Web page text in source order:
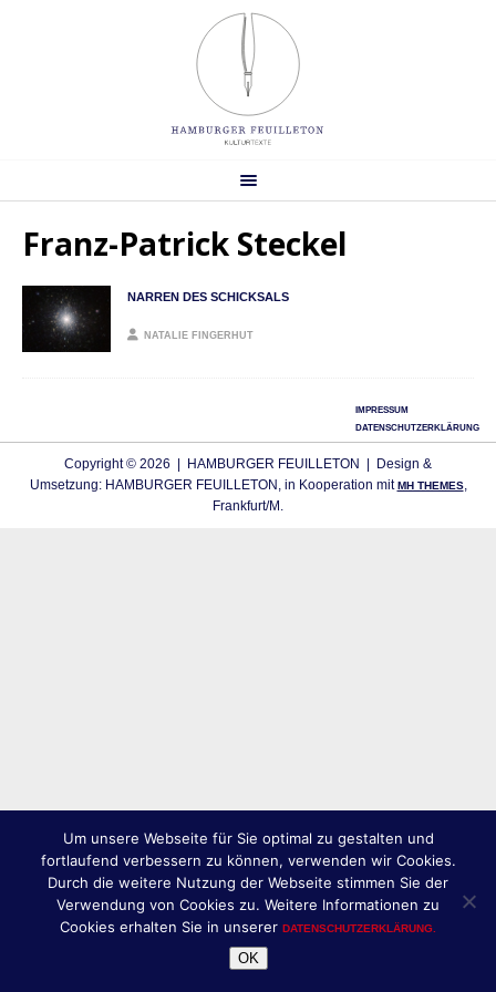
Franz-Patrick Steckel
NARREN DES SCHICKSALS
NATALIE FINGERHUT
IMPRESSUM
DATENSCHUTZERKLÄRUNG
Copyright © 2026 | HAMBURGER FEUILLETON | Design &
Umsetzung: HAMBURGER FEUILLETON, in Kooperation mitMH THEMES,
Frankfurt/M.
Um unsere Webseite für Sie optimal zu gestalten und
fortlaufend verbessern zu können, verwenden wir Cookies.
Durch die weitere Nutzung der Webseite stimmen Sie der
Verwendung von Cookies zu. Weitere Informationen zu
Cookies erhalten Sie in unserer DATENSCHUTZERKLÄRUNG.
OK